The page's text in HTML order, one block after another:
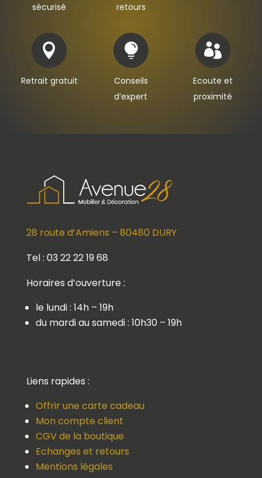
sécurisé
retours

Retrait gratuit

Conseils
d’expert

Ecoute et
proximité
28 route d’Amiens – 80480 DURY
Tel : 03 22 22 19 68
Horaires d’ouverture :
le lundi : 14h – 19h
du mardi au samedi : 10h30 – 19h
Liens rapides :
Offrir une carte cadeau
Mon compte client
CGV de la boutique
Echanges et retours
Mentions légales